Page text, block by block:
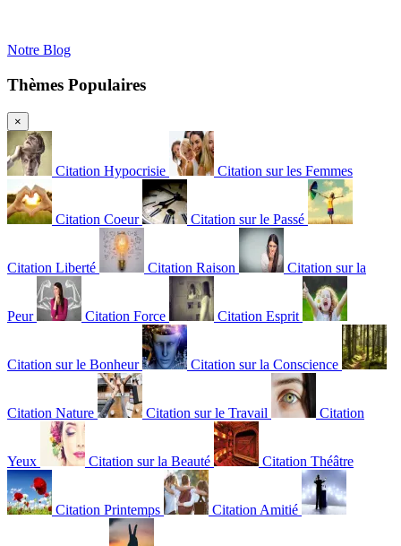
Notre Blog
Thèmes Populaires
×
Citation Hypocrisie Citation sur les Femmes
Citation Coeur Citation sur le Passé
Citation Liberté Citation Raison Citation sur la
Peur Citation Force Citation Esprit
Citation sur le Bonheur Citation sur la Conscience
Citation Nature Citation sur le Travail Citation
Yeux Citation sur la Beauté Citation Théâtre
Citation Printemps Citation Amitié